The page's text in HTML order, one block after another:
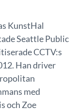
KunstHal
Seattle Public
CCTV:s
Han driver
med
och Zoe